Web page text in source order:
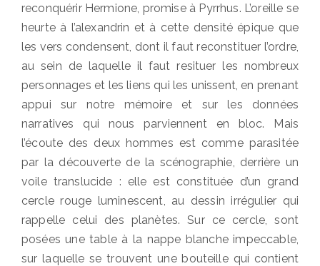
reconquérir Hermione, promise à Pyrrhus. L’oreille se
heurte à l’alexandrin et à cette densité épique que
les vers condensent, dont il faut reconstituer l’ordre,
au sein de laquelle il faut resituer les nombreux
personnages et les liens qui les unissent, en prenant
appui sur notre mémoire et sur les données
narratives qui nous parviennent en bloc. Mais
l’écoute des deux hommes est comme parasitée
par la découverte de la scénographie, derrière un
voile translucide : elle est constituée d’un grand
cercle rouge luminescent, au dessin irrégulier qui
rappelle celui des planètes. Sur ce cercle, sont
posées une table à la nappe blanche impeccable,
sur laquelle se trouvent une bouteille qui contient